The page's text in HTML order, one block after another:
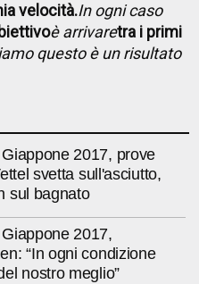
velocità.In ogni caso
è arrivaretra i primi
questo è un risultato
2017, prove
svetta sull'asciutto,
sul bagnato
2017,
“In ogni condizione
nostro meglio”